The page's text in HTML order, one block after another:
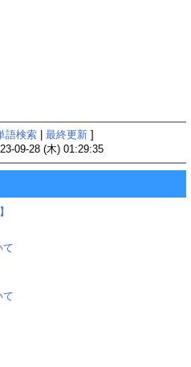
語検索| 最終更新]
09-28 (木) 01:29:35
て
て